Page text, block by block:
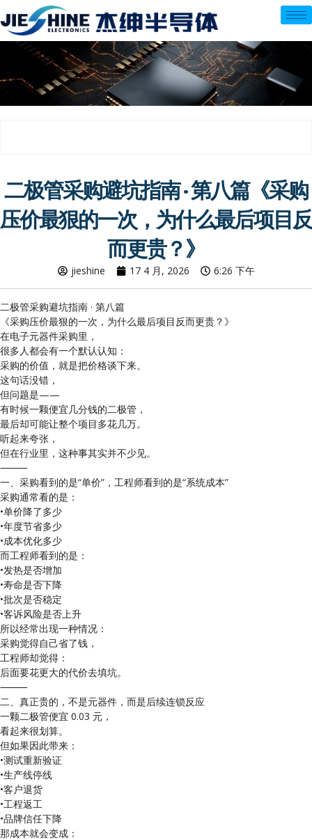
至
内
二极管采购避坑指南 · 第八篇《采购
压价最狠的一次，为什么最后项目反
而更贵？》
jieshine 17 4 月, 2026 6:26 下午
二极管采购避坑指南 · 第八篇
《采购压价最狠的一次，为什么最后项目反而更贵？》
在电子元器件采购里，
很多人都会有一个默认认知：
采购的价值，就是把价格谈下来。
这句话没错，
但问题是——
有时候一颗便宜几分钱的二极管，
最后却可能让整个项目多花几万。
听起来夸张，
但在行业里，这种事其实并不少见。
⸻
一、采购看到的是“单价”，工程师看到的是“系统成本”
采购通常看的是：
•单价降了多少
•年度节省多少
•成本优化多少
而工程师看到的是：
•发热是否增加
•寿命是否下降
•批次是否稳定
•客诉风险是否上升
所以经常出现一种情况：
采购觉得自己省了钱，
工程师却觉得：
后面要花更大的代价去填坑。
⸻
二、真正贵的，不是元器件，而是后续连锁反应
一颗二极管便宜 0.03 元，
看起来很划算。
但如果因此带来：
•测试重新验证
•生产线停线
•客户退货
•工程返工
•品牌信任下降
那成本就会变成：